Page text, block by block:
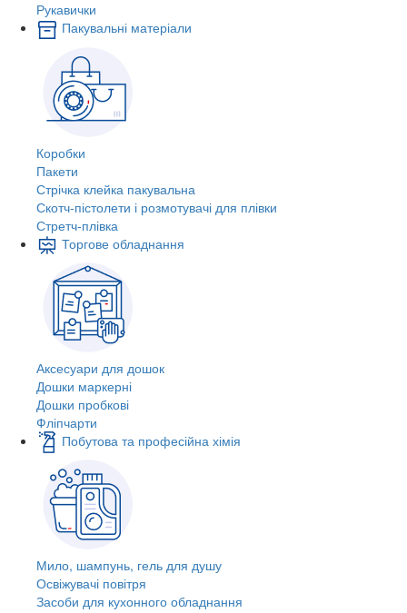
Рукавички
Пакувальні матеріали
Коробки
Пакети
Стрічка клейка пакувальна
Скотч-пістолети і розмотувачі для плівки
Стретч-плівка
Торгове обладнання
Аксесуари для дошок
Дошки маркерні
Дошки пробкові
Фліпчарти
Побутова та професійна хімія
Мило, шампунь, гель для душу
Освіжувачі повітря
Засоби для кухонного обладнання